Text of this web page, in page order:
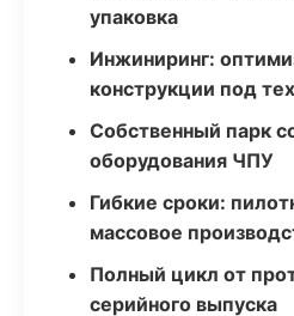
упаковка
Инжиниринг:
конструкции под
Собственный парк
оборудования ЧПУ
Гибкие сроки:
массовое
Полный цикл от
серийного выпуска